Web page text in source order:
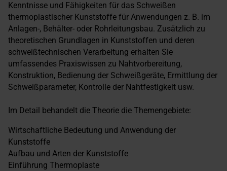
Kenntnisse und Fähigkeiten für das Schweißen
thermoplastischer Kunststoffe für Anwendungen z. B. im
Anlagen-, Behälter- oder Rohrleitungsbau. Zusätzlich zu
theoretischen Grundlagen in Kunststoffen und deren
schweißtechnischen Verarbeitung erhalten Sie
umfassendes Praxiswissen zu Nahtvorbereitung,
Konstruktion, Bedienung der Schweißgeräte, Ermittlung der
Schweißparameter, Kontrolle der Nahtfestigkeit usw.
Im Detail behandelt die Theorie die Themengebiete:
Wirtschaftliche Bedeutung und Anwendung der
Kunststoffe
Aufbau und Arten der Kunststoffe
Einführung Thermoplaste